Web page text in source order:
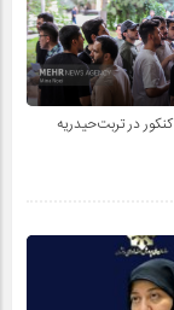
رتبه‌های زیر ۱۰۰۰ کنکور در تربت‌حیدریه